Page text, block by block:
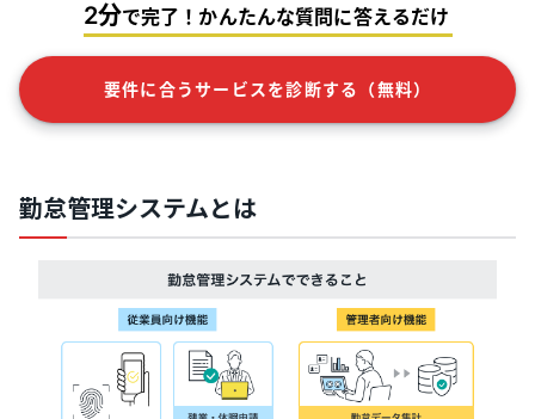
2分で完了！かんたんな質問に答えるだけ
要件に合うサービスを診断する（無料）
勤怠管理システムとは